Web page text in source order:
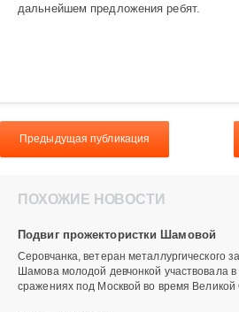
дальнейшем предложения ребят.
Предыдущая публикация
ПОХОЖИЕ НОВОСТИ
Подвиг прожектористки Шамовой
Серовчанка, ветеран металлургического
Шамова молодой девчонкой участвовала
сражениях под Москвой во время Великой